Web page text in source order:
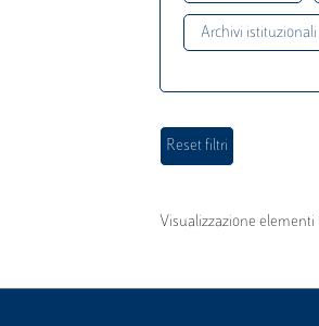
Archivi istituzionali
Visualizzazione elementi